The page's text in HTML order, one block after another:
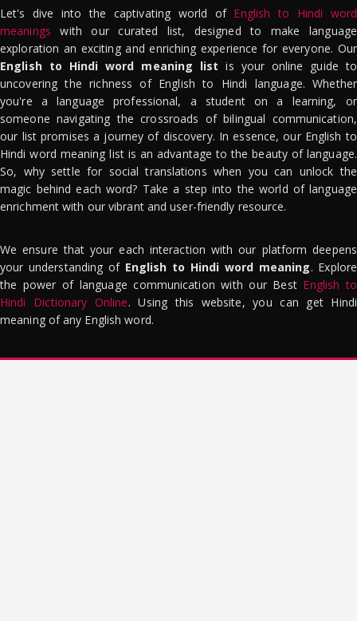
Let's dive into the captivating world of English to Hindi word
meanings with our curated list, designed to make language
exploration an exciting and enriching experience for everyone. Our
English to Hindi word meaning list is your online guide to
uncovering the richness of English to Hindi language. Whether
you're a language professional, a student on a learning, or
someone navigating the crossroads of bilingual communication,
our list promises a journey of discovery. In essence, our English to
Hindi word meaning list is an advantage to the beauty of language.
So, why settle for social translations when you can unlock the
magic behind each word? Take a step into the world of language
enrichment with our vibrant and user-friendly resource.
We ensure that your each interaction with our platform deepens
your understanding of English to Hindi word meaning. Explore
the power of language communication with our Best English to
Hindi Dictionary Online. Using this website, you can get Hindi
meaning of any English word.